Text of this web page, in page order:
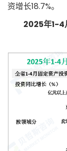
资增长18.7%。
2025年1-4